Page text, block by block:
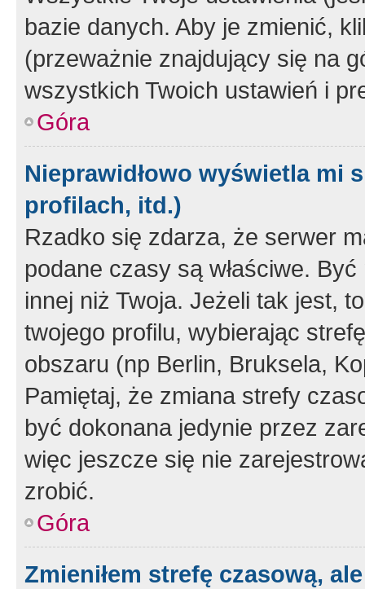
bazie danych. Aby je zmienić,
(przeważnie znajdujący się na
wszystkich Twoich ustawień i
Góra
Nieprawidłowo wyświetla mi
profilach, itd.)
Rzadko się zdarza, że serwer
podane czasy są właściwe.
innej niż Twoja. Jeżeli tak jest,
twojego profilu, wybierając
obszaru (np Berlin, Bruksela,
Pamiętaj, że zmiana strefy
być dokonana jedynie przez
więc jeszcze się nie
zrobić.
Góra
Zmieniłem strefę czasową,